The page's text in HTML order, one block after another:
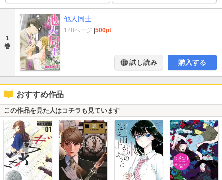
1
巻
他人同士
128ページ 500pt
試し読み 購入する
おすすめ作品
この作品を見た人はコチラも見ています